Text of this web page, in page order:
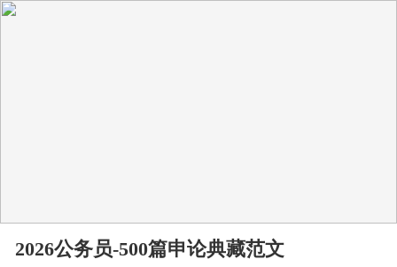
2026公务员-500篇申论典藏范文